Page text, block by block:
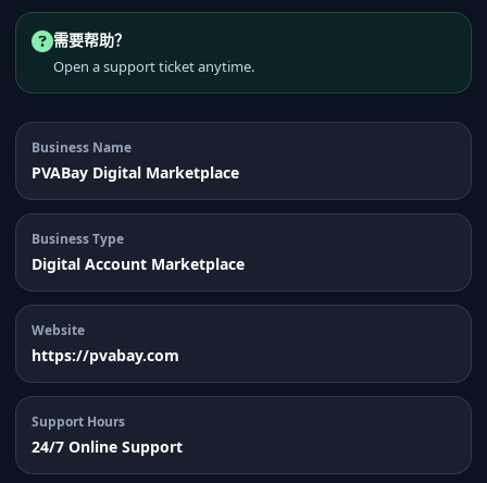
需要帮助？
Open a support ticket anytime.
Business Name
PVABay Digital Marketplace
Business Type
Digital Account Marketplace
Website
https://pvabay.com
Support Hours
24/7 Online Support